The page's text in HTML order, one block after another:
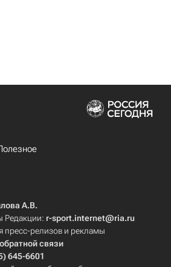
А.В.
Редакции: r-sport.internet@ria.ru
релизов и рекламы
связи
645-6601